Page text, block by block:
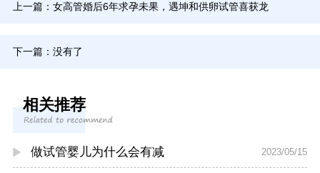
上一篇： 女高管婚后6年求孕未果，遇坤和供卵试管喜获龙
下一篇：没有了
相关推荐
做试管婴儿为什么会有减 2023/05/15